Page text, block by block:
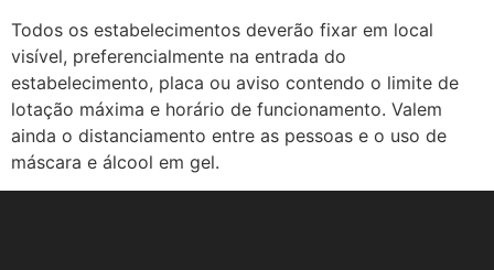
Todos os estabelecimentos deverão fixar em local
visível, preferencialmente na entrada do
estabelecimento, placa ou aviso contendo o limite de
lotação máxima e horário de funcionamento. Valem
ainda o distanciamento entre as pessoas e o uso de
máscara e álcool em gel.